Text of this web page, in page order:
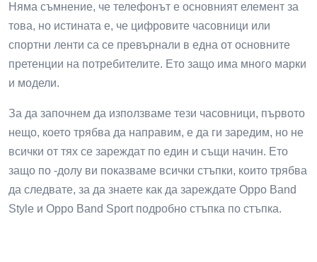
Няма съмнение, че телефонът е основният елемент за
това, но истината е, че цифровите часовници или
спортни ленти са се превърнали в една от основните
претенции на потребителите. Ето защо има много марки
и модели.
За да започнем да използваме тези часовници, първото
нещо, което трябва да направим, е да ги заредим, но не
всички от тях се зареждат по един и същи начин. Ето
защо по -долу ви показваме всички стъпки, които трябва
да следвате, за да знаете как да зареждате Oppo Band
Style и Oppo Band Sport подробно стъпка по стъпка.